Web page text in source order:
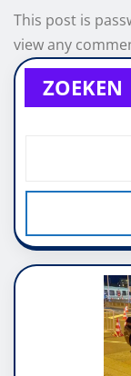
This post is
view any
ZOEKEN